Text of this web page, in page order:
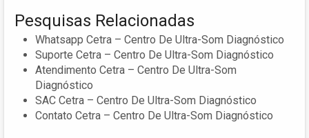
Pesquisas Relacionadas
Whatsapp Cetra – Centro De Ultra-Som Diagnóstico
Suporte Cetra – Centro De Ultra-Som Diagnóstico
Atendimento Cetra – Centro De Ultra-Som
Diagnóstico
SAC Cetra – Centro De Ultra-Som Diagnóstico
Contato Cetra – Centro De Ultra-Som Diagnóstico